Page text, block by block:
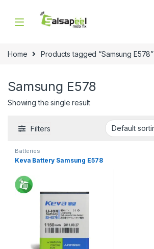
Home Products tagged “Samsung E578”
Samsung E578
Showing the single result
Filters
Batteries
Keva Battery Samsung E578